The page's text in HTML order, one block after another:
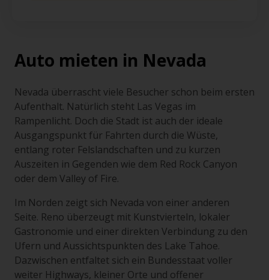
Auto mieten in Nevada
Nevada überrascht viele Besucher schon beim ersten
Aufenthalt. Natürlich steht Las Vegas im
Rampenlicht. Doch die Stadt ist auch der ideale
Ausgangspunkt für Fahrten durch die Wüste,
entlang roter Felslandschaften und zu kurzen
Auszeiten in Gegenden wie dem Red Rock Canyon
oder dem Valley of Fire.
Im Norden zeigt sich Nevada von einer anderen
Seite. Reno überzeugt mit Kunstvierteln, lokaler
Gastronomie und einer direkten Verbindung zu den
Ufern und Aussichtspunkten des Lake Tahoe.
Dazwischen entfaltet sich ein Bundesstaat voller
weiter Highways, kleiner Orte und offener